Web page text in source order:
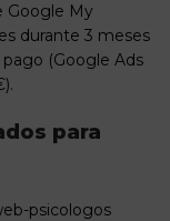
Google My
durante 3 meses
(Google Ads
para
psicologos